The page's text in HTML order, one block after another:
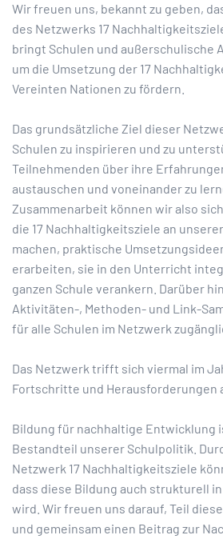
Wir freuen uns, bekannt zu geben,
des Netzwerks 17
bringt Schulen und außerschulische
um die Umsetzung der 17
Vereinten Nationen zu fördern.
Das grundsätzliche Ziel dieser
Schulen zu inspirieren und zu
Teilnehmenden über ihre
austauschen und voneinander zu
Zusammenarbeit können wir also
die 17 Nachhaltigkeitsziele an
machen, praktische
erarbeiten, sie in den Unterricht
ganzen Schule verankern. Darüber
Aktivitäten-, Methoden- und Link-
für alle Schulen im Netzwerk
Das Netzwerk trifft sich viermal im
Fortschritte und Herausforderungen
Bildung für nachhaltige Entwicklung
Bestandteil unserer Schulpolitik.
Netzwerk 17 Nachhaltigkeitsziele
dass diese Bildung auch strukturell
wird. Wir freuen uns darauf, Teil
und gemeinsam einen Beitrag zur